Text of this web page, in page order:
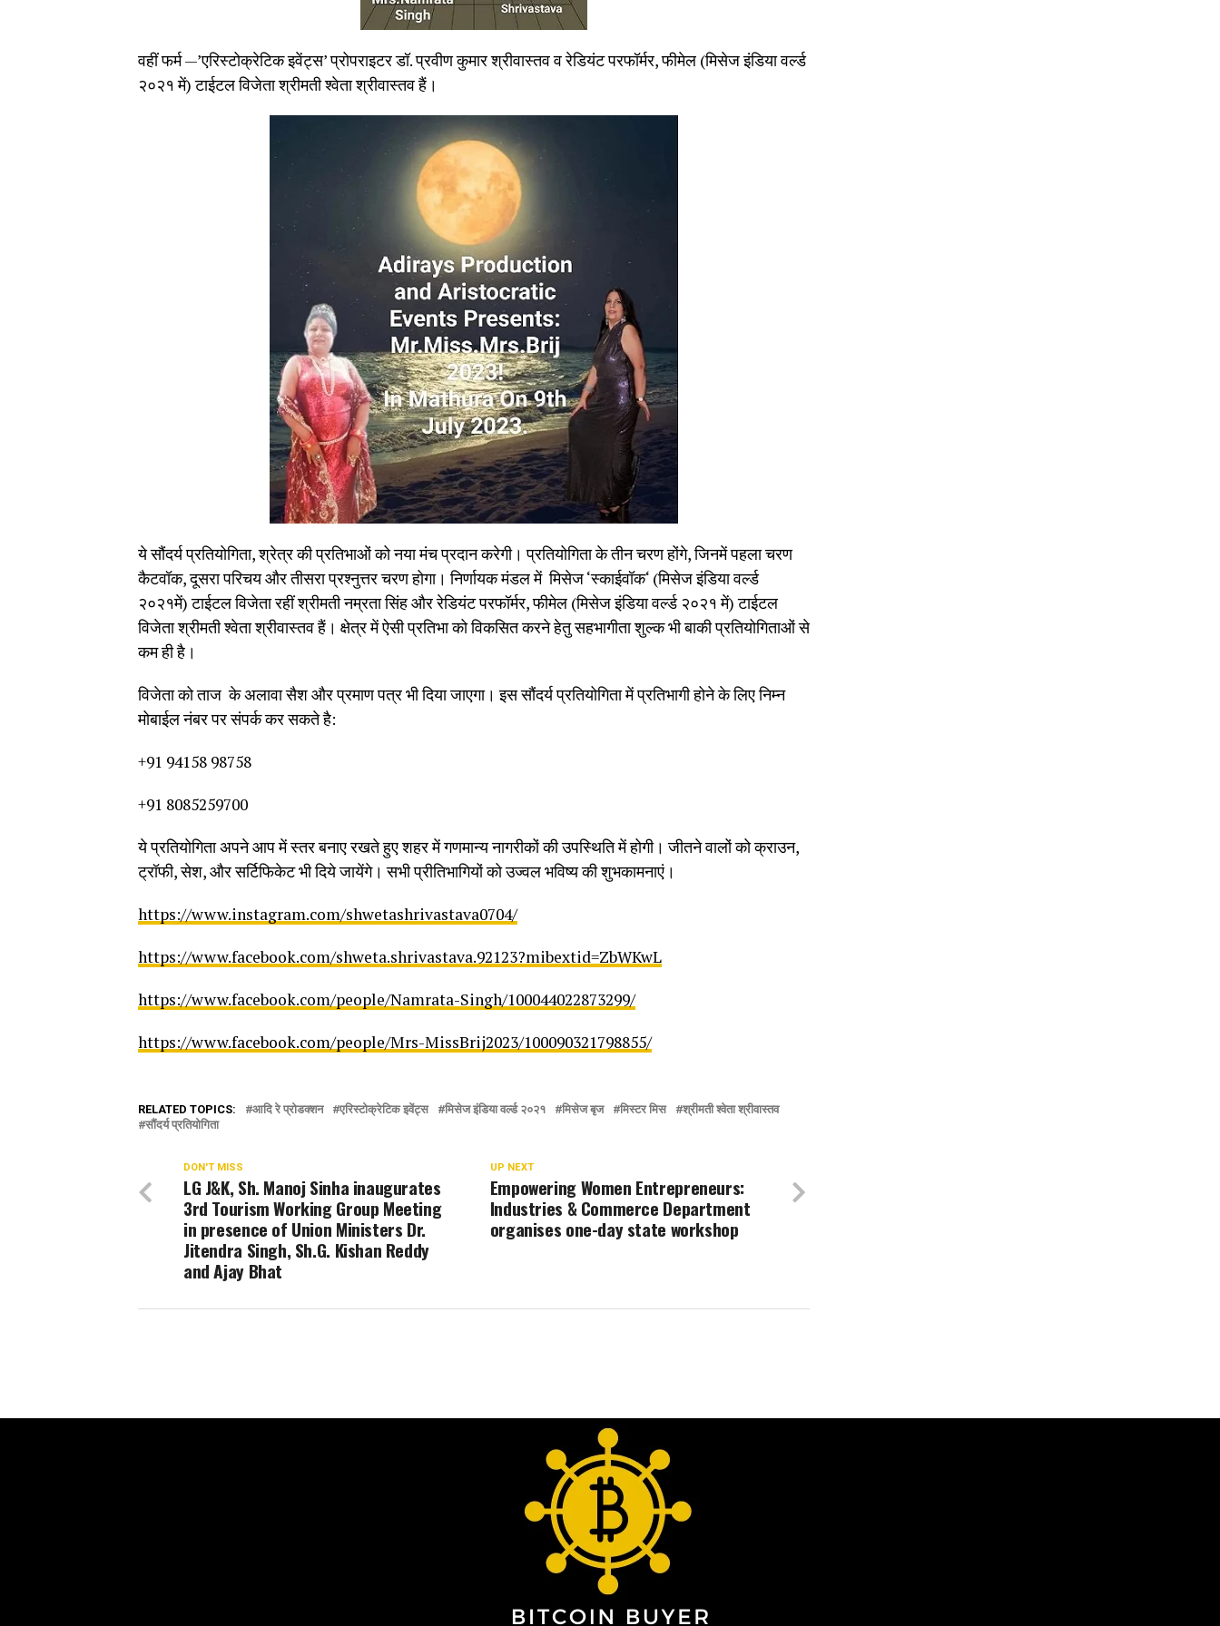
वहीं फर्म —’एरिस्टोक्रेटिक इवेंट्स’ प्रोपराइटर डॉ. प्रवीण कुमार श्रीवास्तव व रेडियंट परफॉर्मर, फीमेल (मिसेज इंडिया वर्ल्ड
२०२१ में) टाईटल विजेता श्रीमती श्वेता श्रीवास्तव हैं।
ये सौंदर्य प्रतियोगिता, श्रेत्र की प्रतिभाओं को नया मंच प्रदान करेगी। प्रतियोगिता के तीन चरण होंगे, जिनमें पहला चरण
कैटवॉक, दूसरा परिचय और तीसरा प्रश्नुत्तर चरण होगा। निर्णायक मंडल में मिसेज ‘स्काईवॉक‘ (मिसेज इंडिया वर्ल्ड
२०२१में) टाईटल विजेता रहीं श्रीमती नम्रता सिंह और रेडियंट परफॉर्मर, फीमेल (मिसेज इंडिया वर्ल्ड २०२१ में) टाईटल
विजेता श्रीमती श्वेता श्रीवास्तव हैं। क्षेत्र में ऐसी प्रतिभा को विकसित करने हेतु सहभागीता शुल्क भी बाकी प्रतियोगिताओं से
कम ही है।
विजेता को ताज के अलावा सैश और प्रमाण पत्र भी दिया जाएगा। इस सौंदर्य प्रतियोगिता में प्रतिभागी होने के लिए निम्न
मोबाईल नंबर पर संपर्क कर सकते है:
+91 94158 98758
+91 8085259700
ये प्रतियोगिता अपने आप में स्तर बनाए रखते हुए शहर में गणमान्य नागरीकों की उपस्थिति में होगी। जीतने वालों को क्राउन,
ट्रॉफी, सेश, और सर्टिफिकेट भी दिये जायेंगे। सभी प्रीतिभागियों को उज्वल भविष्य की शुभकामनाएं।
https://www.instagram.com/shwetashrivastava0704/
https://www.facebook.com/shweta.shrivastava.92123?mibextid=ZbWKwL
https://www.facebook.com/people/Namrata-Singh/100044022873299/
https://www.facebook.com/people/Mrs-MissBrij2023/100090321798855/
RELATED TOPICS: आदि रे प्रोडक्शन एरिस्टोक्रेटिक इवेंट्स मिसेज इंडिया वर्ल्ड २०२१ मिसेज बृज मिस्टर मिस
श्रीमती श्वेता श्रीवास्तव
सौंदर्य प्रतियोगिता
UP NEXT
Empowering Women Entrepreneurs:
Industries & Commerce Department
organises one-day state workshop
DON'T MISS
LG J&K, Sh. Manoj Sinha inaugurates
3rd Tourism Working Group Meeting
in presence of Union Ministers Dr.
Jitendra Singh, Sh.G. Kishan Reddy
and Ajay Bhat